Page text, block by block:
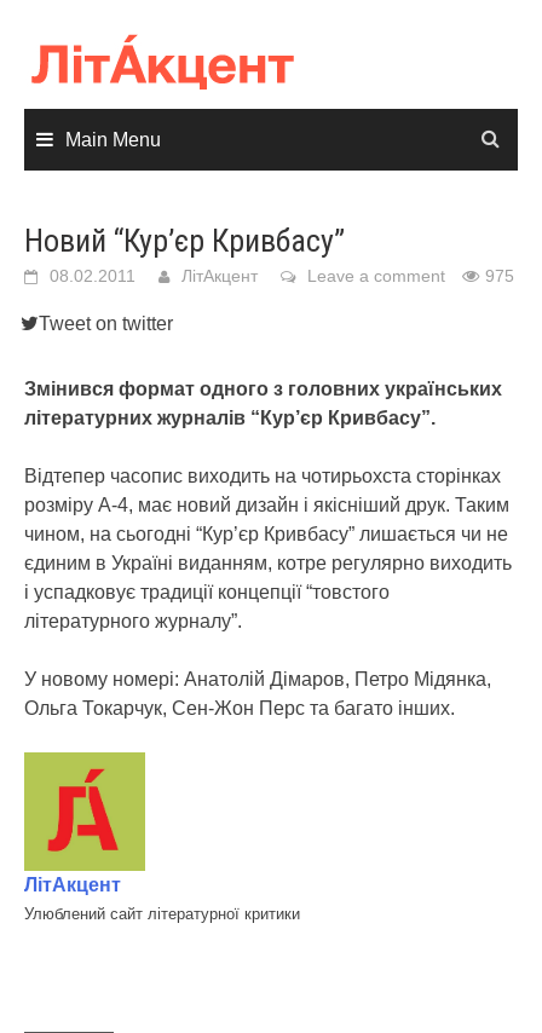
content
Main Menu
Новий “Кур’єр Кривбасу”
08.02.2011 ЛітАкцент Leave a comment 975
Tweet on twitter
Змінився формат одного з головних українських
літературних журналів “Кур’єр Кривбасу”.
Відтепер часопис виходить на чотирьохста сторінках
розміру А-4, має новий дизайн і якісніший друк. Таким
чином, на сьогодні “Кур’єр Кривбасу” лишається чи не
єдиним в Україні виданням, котре регулярно виходить
і успадковує традиції концепції “товстого
літературного журналу”.
У новому номері: Анатолій Дімаров, Петро Мідянка,
Ольга Токарчук, Сен-Жон Перс та багато інших.
ЛітАкцент
Улюблений сайт літературної критики